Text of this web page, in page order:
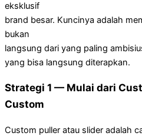
eksklusif
brand besar. Kuncinya adalah
bukan
langsung dari yang paling
yang bisa langsung diterapkan.
Strategi 1 — Mulai dari
Custom
Custom puller atau slider adalah